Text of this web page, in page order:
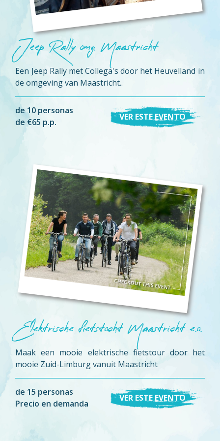
Jeep Rally omg. Maastricht
Een Jeep Rally met Collega's door het Heuvelland in
de omgeving van Maastricht..
de 10 personas
de €65 p.p.
VER ESTE EVENTO
Elektrische fietstocht Maastricht e.o.
Maak een mooie elektrische fietstour door het
mooie Zuid-Limburg vanuit Maastricht
de 15 personas
Precio en demanda
VER ESTE EVENTO